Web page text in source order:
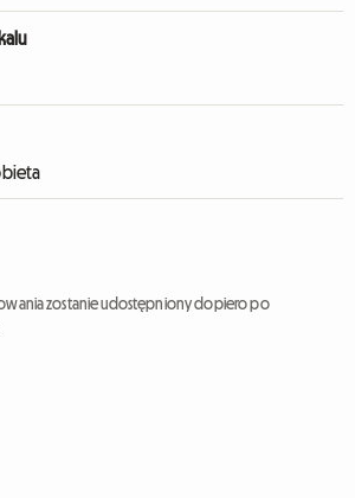
zostanie udostępniony dopiero po